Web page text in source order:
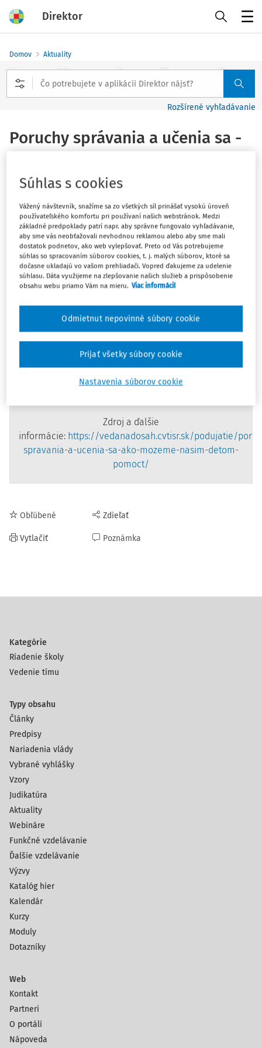
Direktor
Domov Aktuality
Rozšírené vyhľadávanie
Poruchy správania a učenia sa -
Vydané:18. 3. 2024
1 minúta čítania
27. marca 2024 o 17.00 hod. v CVTI SR na Lamačskej ceste
8A v Bratislavev konferenčnej miestnosti na 2. poschodí
sa uskutoční prednáška PhDr. Evy Smikovej,
PhD., z Výskumného ústavu detskej psychológie
a patopsychológie.
Prednáška bude zameraná na psychologické a sociálne
aspekty porúch ako dyslexia, dysgrafia, dysortografia,
dyskalkúlia, dyspraxia a aj na to, aké problémy môžu
spôsobiť v dospelosti.Prednáška sa bude
streamovaťa záznam z nej bude neskôr dostupný
ncpvat@cvtisr.sk.
Zdroj a ďalšie
informácie: https://vedanadosah.cvtisr.sk/podujatie/
spravania-a-ucenia-sa-ako-mozeme-nasim-detom-
pomoct/
Obľúbené
Vytlačiť
Zdieľať
Poznámka
Kategórie
Riadenie školy
Vedenie tímu
Typy obsahu
Články
Predpisy
Nariadenia vlády
Vybrané vyhlášky
Vzory
Judikatúra
Aktuality
Webináre
Funkčné vzdelávanie
Ďalšie vzdelávanie
Výzvy
Katalóg hier
Kalendár
Kurzy
Moduly
Dotazníky
Web
Kontakt
Partneri
O portáli
Nápoveda
Súhlas s cookies
Vážený návštevník, snažíme sa zo všetkých síl prinášať vysokú úroveň
používateľského komfortu pri používaní našich webstránok. Medzi
základné predpoklady patrí napr. aby správne fungovalo vyhľadávanie,
aby sme vás neobťažovali nevhodnou reklamou alebo aby sme mali
dostatok podnetov, ako web vylepšovať. Preto od Vás potrebujeme
súhlas so spracovaním súborov cookies, t. j. malých súborov, ktoré sa
dočasne ukladajú vo vašom prehliadači. Vopred ďakujeme za udelenie
súhlasu. Dáta využijeme na zlepšovanie našich služieb a prispôsobenie
obsahu webu priamo Vám na mieru. Viac informácií
Nastavenia súborov cookie
Odmietnut nepovinné súbory cookie
Prijať všetky súbory cookie